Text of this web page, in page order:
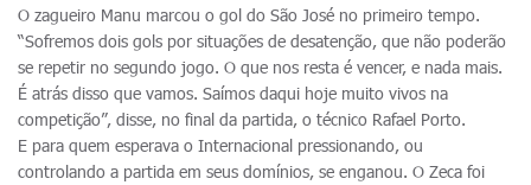
O zagueiro Manu marcou o gol do São José no primeiro tempo.
“Sofremos dois gols por situações de desatenção, que não poderão
se repetir no segundo jogo. O que nos resta é vencer, e nada mais.
É atrás disso que vamos. Saímos daqui hoje muito vivos na
competição”, disse, no final da partida, o técnico Rafael Porto.
E para quem esperava o Internacional pressionando, ou
controlando a partida em seus domínios, se enganou. O Zeca foi